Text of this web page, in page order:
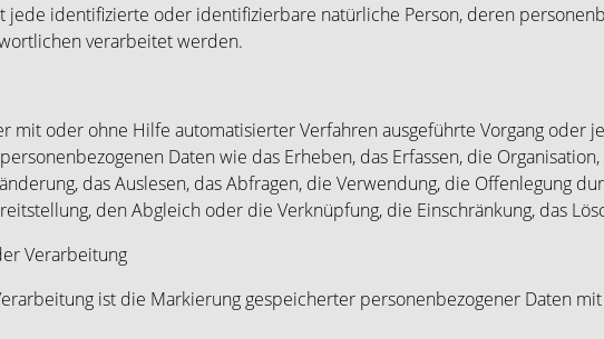
jede identifizierte oder identifizierbare natürliche Person, deren
verarbeitet werden.
mit oder ohne Hilfe automatisierter Verfahren ausgeführte Vorgang oder
Daten wie das Erheben, das Erfassen, die
das Auslesen, das Abfragen, die Verwendung, die Offenlegung
den Abgleich oder die Verknüpfung, die Einschränkung, das
Verarbeitung
ist die Markierung gespeicherter personenbezogener Daten